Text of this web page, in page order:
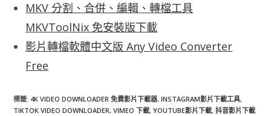
MKV 分割、合併、編輯、轉檔工具
MKVToolNix 免安裝版下載
影片轉檔軟體中文版 Any Video Converter
Free
標籤: 4K VIDEO DOWNLOADER 免費影片下載器, INSTAGRAM影片下載工具,
TIKTOK VIDEO DOWNLOADER, VIMEO 下載, YOUTUBE影片下載, 抖音影片下載